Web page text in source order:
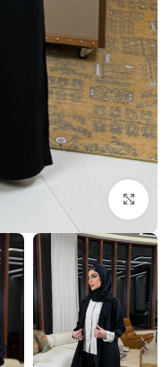
اضغط للتكبير